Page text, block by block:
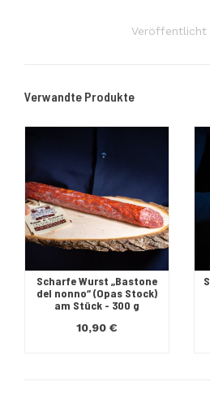
Veröffentlicht
Verwandte Produkte
Scharfe Wurst „Bastone
del nonno“ (Opas Stock)
am Stück - 300 g
10,90 €